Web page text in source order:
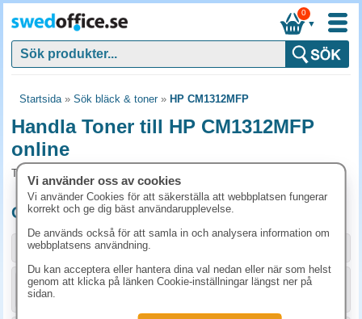
▼
0
Startsida» Sök bläck & toner» HP CM1312MFP
Handla Toner till HP CM1312MFP
online
Toner och tillbehör som passar till HP CM1312MFP
Originalprodukter till HP CM1312MFP
Storlek / info Art.nr
KÖP
Vi använder oss av cookies
Vi använder Cookies för att säkerställa att webbplatsen fungerar
korrekt och ge dig bäst användarupplevelse.
De används också för att samla in och analysera information om
webbplatsens användning.
Du kan acceptera eller hantera dina val nedan eller när som helst
genom att klicka på länken Cookie-inställningar längst ner på
sidan.